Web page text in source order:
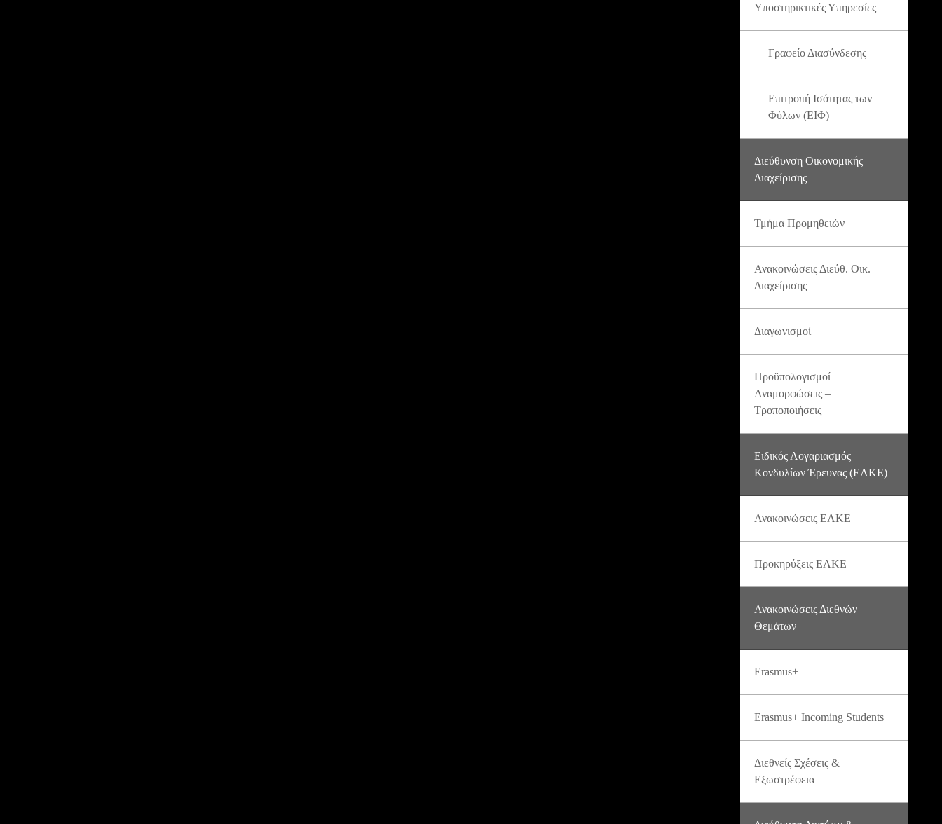
Υποστηρικτικές Υπηρεσίες
Γραφείο Διασύνδεσης
Επιτροπή Ισότητας των
Φύλων (ΕΙΦ)
Διεύθυνση Οικονομικής
Διαχείρισης
Τμήμα Προμηθειών
Ανακοινώσεις Διεύθ. Οικ.
Διαχείρισης
Διαγωνισμοί
Προϋπολογισμοί –
Αναμορφώσεις –
Τροποποιήσεις
Ειδικός Λογαριασμός
Κονδυλίων Έρευνας (ΕΛΚΕ)
Ανακοινώσεις ΕΛΚΕ
Προκηρύξεις ΕΛΚΕ
Ανακοινώσεις Διεθνών
Θεμάτων
Erasmus+
Erasmus+ Incoming Students
Διεθνείς Σχέσεις &
Εξωστρέφεια